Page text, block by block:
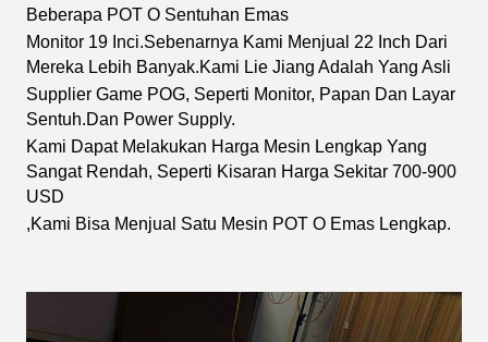
Beberapa POT O Sentuhan Emas
Monitor 19 Inci.Sebenarnya Kami Menjual 22 Inch Dari
Mereka Lebih Banyak.Kami Lie Jiang Adalah Yang Asli
Supplier Game POG, Seperti Monitor, Papan Dan Layar
Sentuh.Dan Power Supply.
Kami Dapat Melakukan Harga Mesin Lengkap Yang
Sangat Rendah, Seperti Kisaran Harga Sekitar 700-900
USD
,Kami Bisa Menjual Satu Mesin POT O Emas Lengkap.